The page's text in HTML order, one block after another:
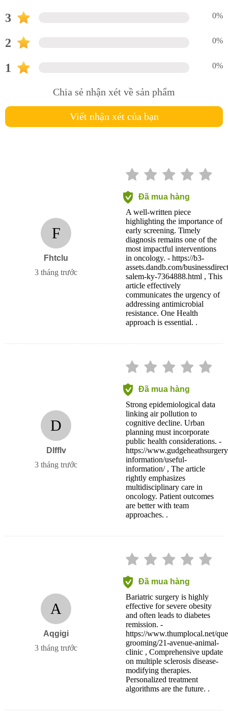
3 0%
2 0%
1 0%
Chia sẻ nhận xét về sản phẩm
Viết nhận xét của bạn
F
Fhtclu
3 tháng trước
Đã mua hàng
A well-written piece
highlighting the importance of
early screening. Timely
diagnosis remains one of the
most impactful interventions
in oncology. - https://b3-
assets.dandb.com/
salem-ky-7364888.html , This
article effectively
communicates the urgency of
addressing antimicrobial
resistance. One Health
approach is essential. .
D
Dlfflv
3 tháng trước
Đã mua hàng
Strong epidemiological data
linking air pollution to
cognitive decline. Urban
planning must incorporate
public health considerations. -
https://
information/useful-
information/ , The article
rightly emphasizes
multidisciplinary care in
oncology. Patient outcomes
are better with team
approaches. .
A
Aqgigi
3 tháng trước
Đã mua hàng
Bariatric surgery is highly
effective for severe obesity
and often leads to diabetes
remission. -
https://www.thumplocal.net/
grooming/21-avenue-animal-
clinic , Comprehensive update
on multiple sclerosis disease-
modifying therapies.
Personalized treatment
algorithms are the future. .